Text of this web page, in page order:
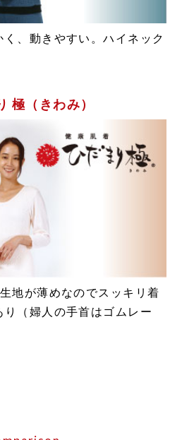
、動きやすい。ハイネック
極（きわみ）
地が薄めなのでスッキリ着
（婦人の手首はゴムレー